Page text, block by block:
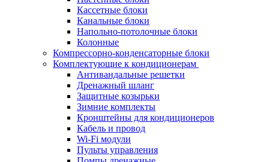
Кассетные блоки
Канальные блоки
Напольно-потолочные блоки
Колонные
Компрессорно-конденсаторные блоки
Комплектующие к кондиционерам
Антивандальные решетки
Дренажный шланг
Защитные козырьки
Зимние комплекты
Кронштейны для кондиционеров
Кабель и провод
Wi-Fi модули
Пульты управления